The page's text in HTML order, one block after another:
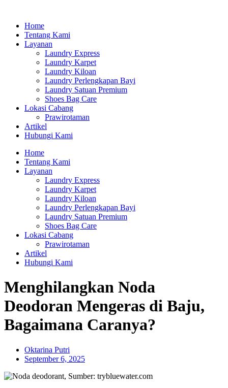
Home
Tentang Kami
Layanan
Laundry Express
Laundry Karpet
Laundry Kiloan
Laundry Perlengkapan Bayi
Laundry Satuan Premium
Shoes Bag Care
Lokasi Cabang
Prawirotaman
Artikel
Hubungi Kami
Home
Tentang Kami
Layanan
Laundry Express
Laundry Karpet
Laundry Kiloan
Laundry Perlengkapan Bayi
Laundry Satuan Premium
Shoes Bag Care
Lokasi Cabang
Prawirotaman
Artikel
Hubungi Kami
Menghilangkan Noda
Deodoran Mengeras di Baju,
Bagaimana Caranya?
Oktarina Putri
September 6, 2025